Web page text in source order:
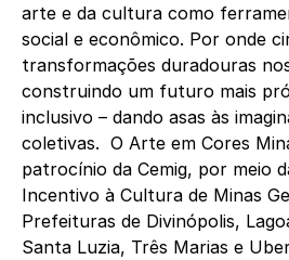
arte e da cultura como
social e econômico. Por onde
transformações duradouras
construindo um futuro mais
inclusivo – dando asas às
coletivas. O Arte em Cores
patrocínio da Cemig, por meio
Incentivo à Cultura de Minas
Prefeituras de Divinópolis,
Santa Luzia, Três Marias e